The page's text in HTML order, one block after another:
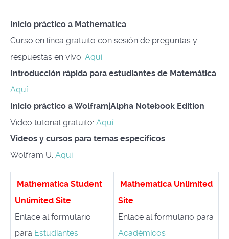
Inicio práctico a Mathematica
Curso en línea gratuito con sesión de preguntas y
respuestas en vivo: Aquí
Introducción rápida para estudiantes de Matemática:
Aquí
Inicio práctico a Wolfram|Alpha Notebook Edition
Video tutorial gratuito: Aquí
Videos y cursos para temas específicos
Wolfram U: Aquí
Mathematica Student
Unlimited Site
Enlace al formulario
para Estudiantes
Mathematica Unlimited
Site
Enlace al formulario para
Académicos